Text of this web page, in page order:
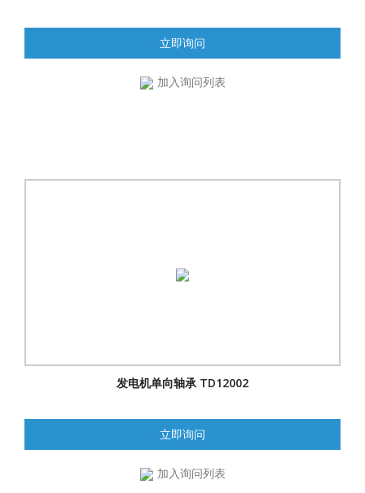
立即询问
加入询问列表
发电机单向轴承 TD12002
立即询问
加入询问列表